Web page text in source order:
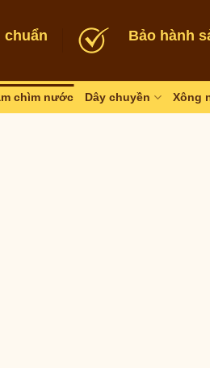
chuẩn Bảo hành
chìm nước Dây chuyền Xông